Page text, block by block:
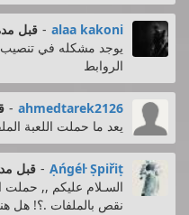
alaa kakoni
- قبل
يوجد مشكله في تنصيب
الروابط
ahmedtarek2126
-
يعد ما حملت اللعبة
Ạńgéŀ Ṣpiřiṭ
- قبل
السـلام عليكم ,, حملت
نقص بالملفات .؟! هل